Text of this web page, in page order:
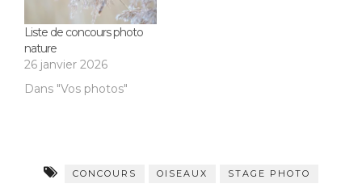
Liste de concours photo
nature
26 janvier 2026
Dans "Vos photos"
CONCOURS OISEAUX STAGE PHOTO